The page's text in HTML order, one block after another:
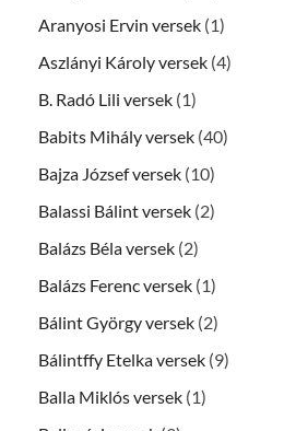
Aranyosi Ervin versek (1)
Aszlányi Károly versek (4)
B. Radó Lili versek (1)
Babits Mihály versek (40)
Bajza József versek (10)
Balassi Bálint versek (2)
Balázs Béla versek (2)
Balázs Ferenc versek (1)
Bálint György versek (2)
Bálintffy Etelka versek (9)
Balla Miklós versek (1)